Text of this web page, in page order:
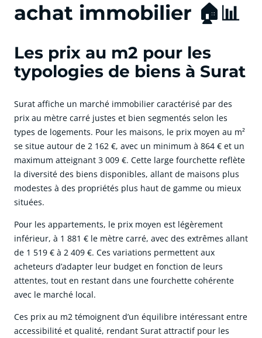
achat immobilier 🏠📊
Les prix au m2 pour les
typologies de biens à Surat
Surat affiche un marché immobilier caractérisé par des
prix au mètre carré justes et bien segmentés selon les
types de logements. Pour les maisons, le prix moyen au m²
se situe autour de 2 162 €, avec un minimum à 864 € et un
maximum atteignant 3 009 €. Cette large fourchette reflète
la diversité des biens disponibles, allant de maisons plus
modestes à des propriétés plus haut de gamme ou mieux
situées.
Pour les appartements, le prix moyen est légèrement
inférieur, à 1 881 € le mètre carré, avec des extrêmes allant
de 1 519 € à 2 409 €. Ces variations permettent aux
acheteurs d’adapter leur budget en fonction de leurs
attentes, tout en restant dans une fourchette cohérente
avec le marché local.
Ces prix au m2 témoignent d’un équilibre intéressant entre
accessibilité et qualité, rendant Surat attractif pour les